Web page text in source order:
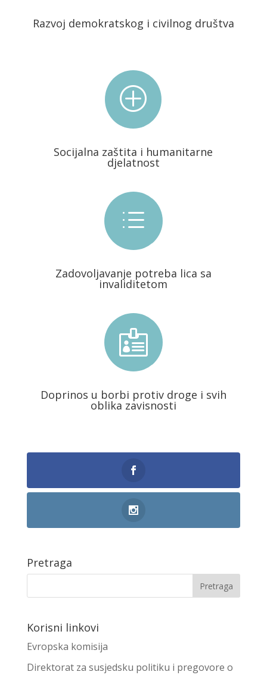
Razvoj demokratskog i civilnog društva
P
Socijalna zaštita i humanitarne
djelatnost
d
Zadovoljavanje potreba lica sa
invaliditetom

Doprinos u borbi protiv droge i svih
oblika zavisnosti
Pretraga
Korisni linkovi
Evropska komisija
Direktorat za susjedsku politiku i pregovore o